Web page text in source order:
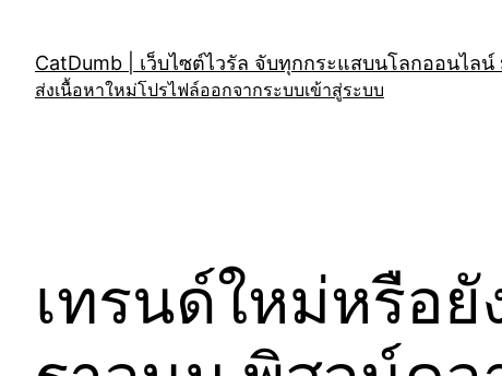
content
CatDumb | เว็บไซต์ไวรัล จับทุกกระแสบนโลกออนไล
ส่งเนื้อหาใหม่โปรไฟล์ออกจากระบบเข้าสู่ระบบ
เทรนด์ใหม่หรือ